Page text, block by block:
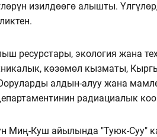
изилдөөгө алышты.
ресурстары, экология жана
көзөмөл кызматы,
алдын-алуу жана
радиациалык
Миң-Куш айылында "Туюк-Суу"